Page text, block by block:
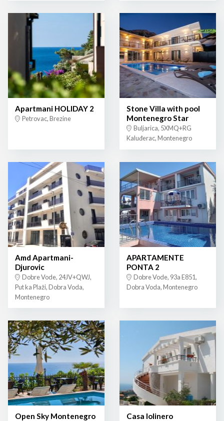
Apartmani HOLIDAY 2
Petrovac, Brezine
Stone Villa with pool
Montenegro Star
Buljarica, 5XMQ+RG
Kaluđerac, Montenegro
Amd Apartmani-
Djurovic
Dobre Vode, 24JV+QWJ,
Put ka Plaži, Dobra Voda,
Montenegro
APARTAMENTE
PONTA 2
Dobre Vode, 93a E851,
Dobra Voda, Montenegro
Open Sky Montenegro Casa lolinero